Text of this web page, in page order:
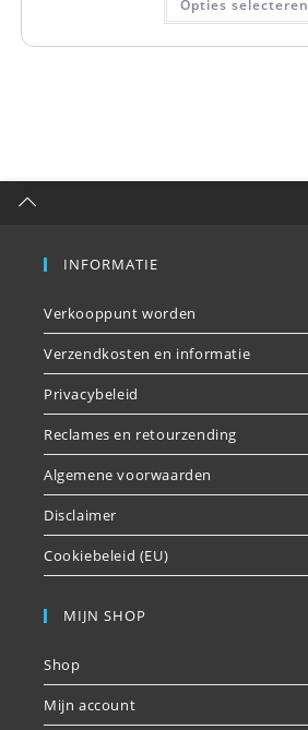
Opties selecteren
INFORMATIE
Verkooppunt worden
Verzendkosten en informatie
Privacybeleid
Reclames en retourzending
Algemene voorwaarden
Disclaimer
Cookiebeleid (EU)
MIJN SHOP
Shop
Mijn account